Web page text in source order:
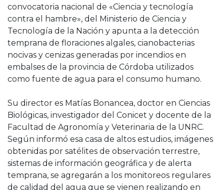
convocatoria nacional de «Ciencia y tecnología
contra el hambre», del Ministerio de Ciencia y
Tecnología de la Nación y apunta a la detección
temprana de floraciones algales, cianobacterias
nocivas y cenizas generadas por incendios en
embalses de la provincia de Córdoba utilizados
como fuente de agua para el consumo humano.
Su director es Matías Bonancea, doctor en Ciencias
Biológicas, investigador del Conicet y docente de la
Facultad de Agronomía y Veterinaria de la UNRC.
Según informó esa casa de altos estudios, imágenes
obtenidas por satélites de observación terrestre,
sistemas de información geográfica y de alerta
temprana, se agregarán a los monitoreos regulares
de calidad del agua que se vienen realizando en